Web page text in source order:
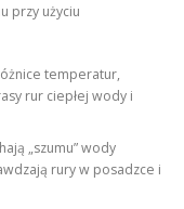
przy użyciu
temperatur,
rur ciepłej wody i
„szumu” wody
rury w posadzce i